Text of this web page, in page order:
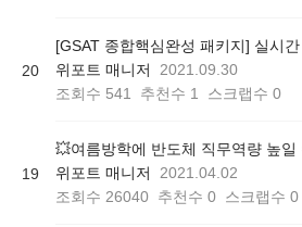
20
위포트 매니저
2021.09.30
조회수 541 추천수 1 스크랩수 0
19
위포트 매니저
2021.04.02
조회수 26040 추천수 0 스크랩수 0